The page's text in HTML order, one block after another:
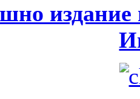
издание